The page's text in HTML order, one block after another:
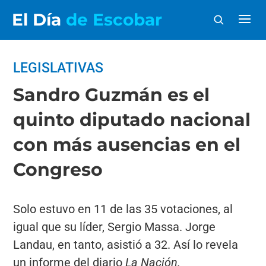
El Día de Escobar
LEGISLATIVAS
Sandro Guzmán es el
quinto diputado nacional
con más ausencias en el
Congreso
Solo estuvo en 11 de las 35 votaciones, al
igual que su líder, Sergio Massa. Jorge
Landau, en tanto, asistió a 32. Así lo revela
un informe del diarioLa Nación.